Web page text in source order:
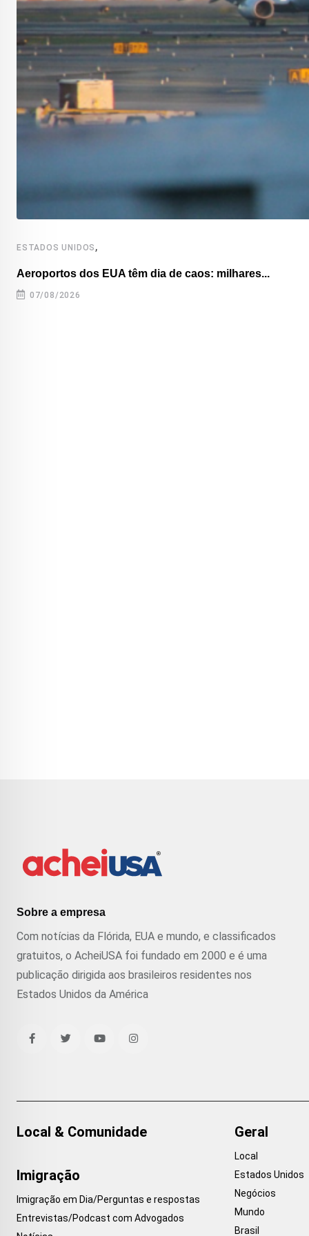
ESTADOS UNIDOS ,
Aeroportos dos EUA têm dia de caos: milhares...
07/08/2026
Sobre a empresa
Com notícias da Flórida, EUA e mundo, e classificados
gratuitos, o AcheiUSA foi fundado em 2000 e é uma
publicação dirigida aos brasileiros residentes nos
Estados Unidos da América
Local & Comunidade
Imigração
Imigração em Dia/Perguntas e respostas
Entrevistas/Podcast com Advogados
Geral
Local
Estados Unidos
Negócios
Mundo
Brasil